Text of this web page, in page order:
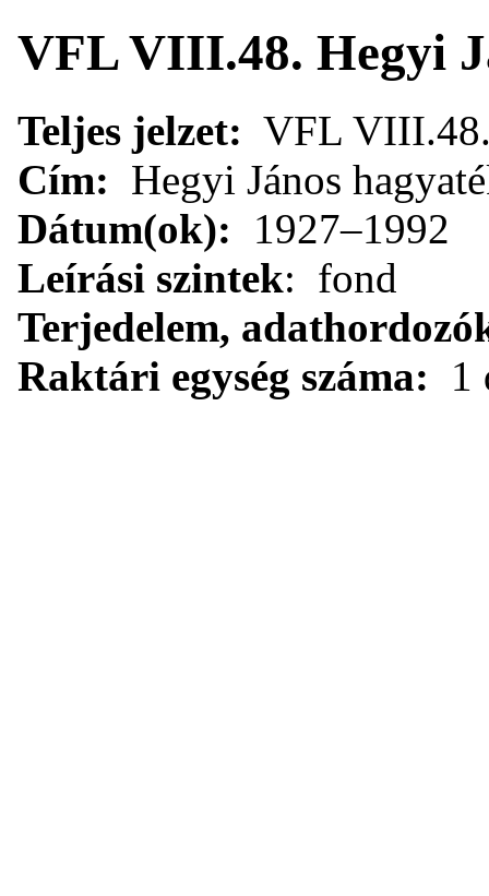
VFL VIII.48. Hegyi
Teljes jelzet: VFL
Cím: Hegyi János
Dátum(ok): 1927–1992
Leírási szintek: fond
Terjedelem,
Raktári egység száma: 1